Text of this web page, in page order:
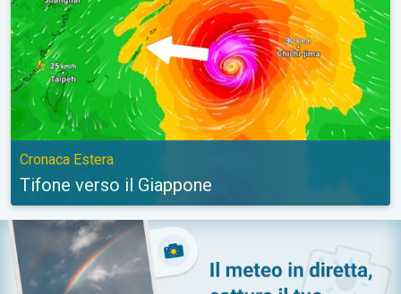
Cronaca Estera
Tifone verso il Giappone